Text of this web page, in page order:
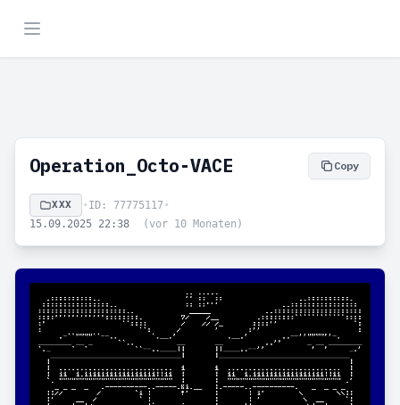
Operation_Octo-VACE Copy
XXX • ID: 77775117•
15.09.2025 22:38
(vor 10 Monaten)